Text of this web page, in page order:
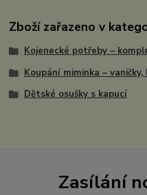
Zboží zařazeno v
Kojenecké potřeby –
Koupání miminka –
Dětské osušky s kapucí
Zasílání